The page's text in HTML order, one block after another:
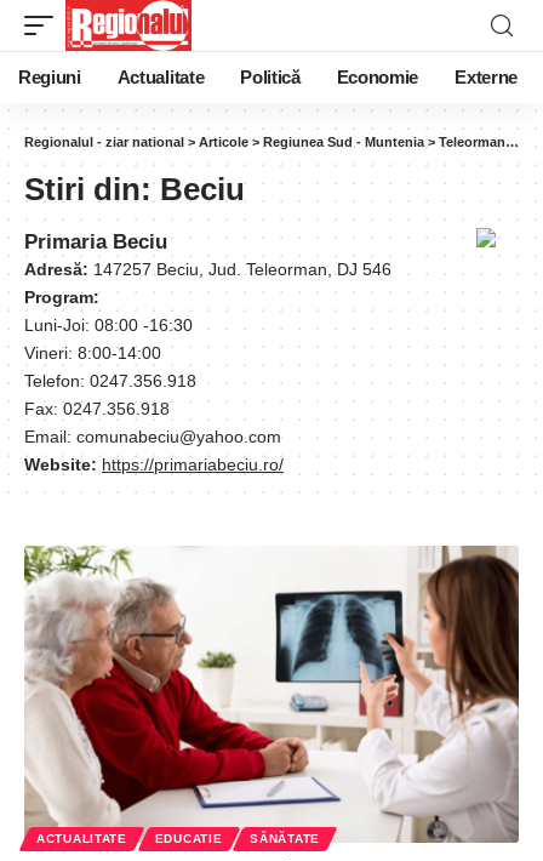
Regiuni Actualitate Politică Economie Externe
Regionalul - ziar national > Articole > Regiunea Sud - Muntenia > Teleorman>
Stiri din:Beciu
Primaria Beciu
Adresă: 147257 Beciu, Jud. Teleorman, DJ 546
Program:
Luni-Joi: 08:00 -16:30
Vineri: 8:00-14:00
Telefon: 0247.356.918
Fax: 0247.356.918
Email: comunabeciu@yahoo.com
Website: https://primariabeciu.ro/
ACTUALITATE EDUCATIE SĂNĂTATE